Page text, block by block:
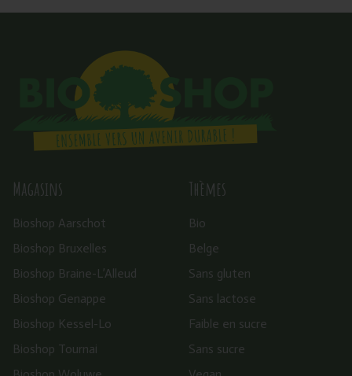
Magasins
Bioshop Aarschot
Bioshop Bruxelles
Bioshop Braine-L’Alleud
Bioshop Genappe
Bioshop Kessel-Lo
Bioshop Tournai
Thèmes
Bio
Belge
Sans gluten
Sans lactose
Faible en sucre
Sans sucre